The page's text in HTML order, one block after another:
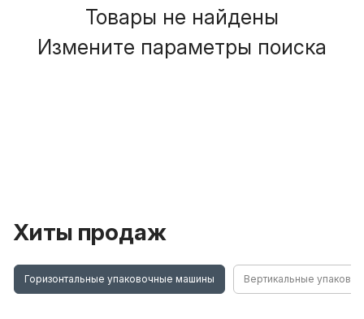
Товары не найдены
Измените параметры поиска
Хиты продаж
Горизонтальные упаковочные машины Вертикальные